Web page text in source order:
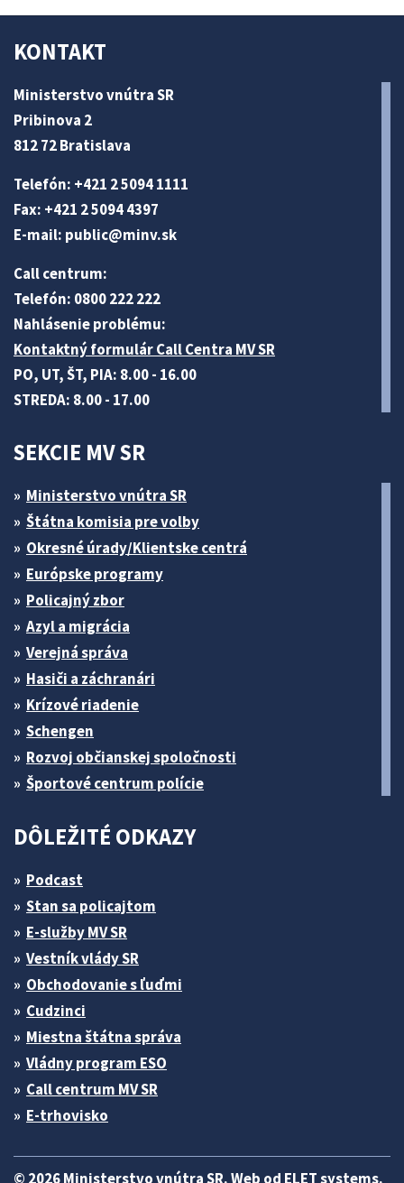
KONTAKT
Ministerstvo vnútra SR
Pribinova 2
812 72 Bratislava
Telefón: +421 2 5094 1111
Fax: +421 2 5094 4397
E-mail: public@minv.sk
Call centrum:
Telefón: 0800 222 222
Nahlásenie problému:
Kontaktný formulár Call Centra MV SR
PO, UT, ŠT, PIA: 8.00 - 16.00
STREDA: 8.00 - 17.00
SEKCIE MV SR
Ministerstvo vnútra SR
Štátna komisia pre volby
Okresné úrady/Klientske centrá
Európske programy
Policajný zbor
Azyl a migrácia
Verejná správa
Hasiči a záchranári
Krízové riadenie
Schengen
Rozvoj občianskej spoločnosti
Športové centrum polície
DÔLEŽITÉ ODKAZY
Podcast
Stan sa policajtom
E-služby MV SR
Vestník vlády SR
Obchodovanie s ľuďmi
Cudzinci
Miestna štátna správa
Vládny program ESO
Call centrum MV SR
E-trhovisko
© 2026 Ministerstvo vnútra SR. Web od ELET systems.